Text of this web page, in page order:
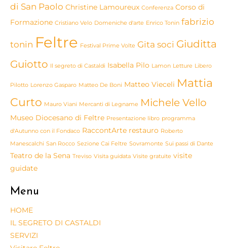
di San Paolo Christine Lamoureux Conferenza Corso di
Formazione Cristiano Velo Domeniche d'arte Enrico Tonin fabrizio
tonin Feltre Festival Prime Volte Gita soci Giuditta
Guiotto Il segreto di Castaldi Isabella Pilo Lamon Letture Libero
Pilotto Lorenzo Gasparo Matteo De Boni Matteo Vieceli Mattia
Curto Mauro Viani Mercanti di Legname Michele Vello
Museo Diocesano di Feltre Presentazione libro programma
d'Autunno con il Fondaco RaccontArte restauro Roberto
Manescalchi San Rocco Sezione Cai Feltre Sovramonte Sui passi di Dante
Teatro de la Sena Treviso Visita guidata Visite gratuite visite
guidate
Menu
HOME
IL SEGRETO DI CASTALDI
SERVIZI